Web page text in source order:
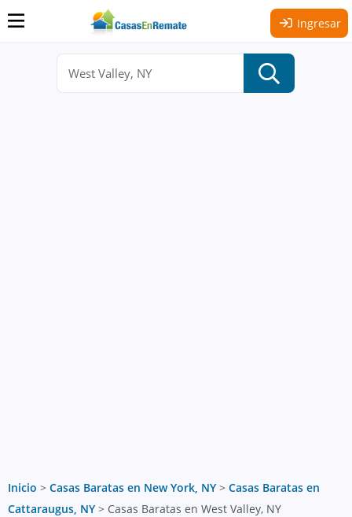
Ingresar
Inicio > Casas Baratas en New York, NY > Casas Baratas en
Cattaraugus, NY > Casas Baratas en West Valley, NY